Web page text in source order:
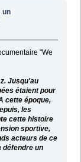
un
"We
Jusqu'au
étaient pour
cette époque,
les
cette histoire
sportive,
acteurs de ce
défendre un